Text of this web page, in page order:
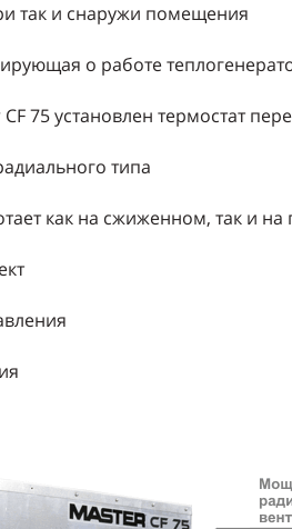
так и снаружи помещения
о работе
75 установлен термостат
типа
как на сжиженном, так и